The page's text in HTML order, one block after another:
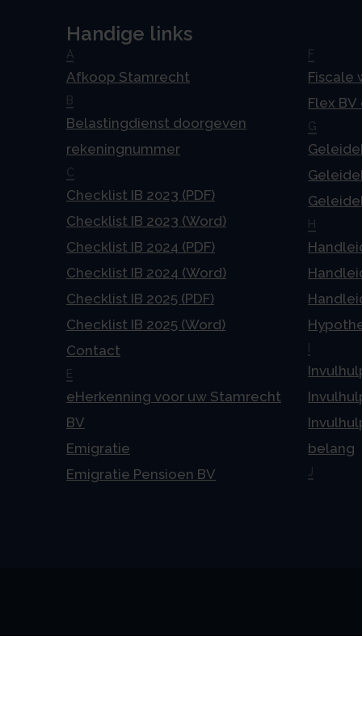
Handige links
A
Afkoop Stamrecht
B
Belastingdienst doorgeven
rekeningnummer
C
Checklist IB 2023 (PDF)
Checklist IB 2023 (Word)
Checklist IB 2024 (PDF)
Checklist IB 2024 (Word)
Checklist IB 2025 (PDF)
Checklist IB 2025 (Word)
Contact
E
eHerkenning voor uw Stamrecht
BV
Emigratie
Emigratie Pensioen BV
F
Fiscale
Flex
G
H
I
belang
J